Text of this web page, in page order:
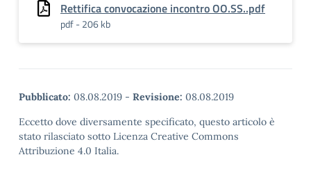
Rettifica convocazione incontro OO.SS..pdf
pdf - 206 kb
Pubblicato: 08.08.2019 - Revisione: 08.08.2019
Eccetto dove diversamente specificato, questo articolo è
stato rilasciato sotto Licenza Creative Commons
Attribuzione 4.0 Italia.